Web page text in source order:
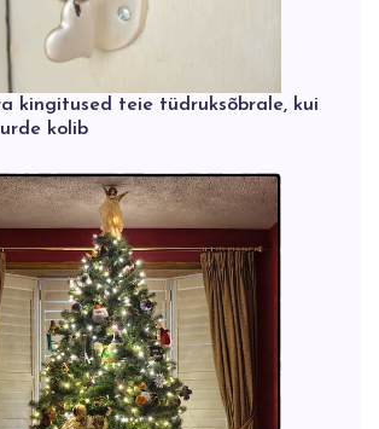
kingitused teie tüdruksõbrale, kui
kolib